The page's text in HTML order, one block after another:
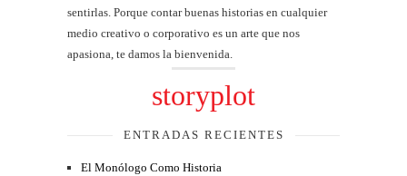
sentirlas. Porque contar buenas historias en cualquier
medio creativo o corporativo es un arte que nos
apasiona, te damos la bienvenida.
storyplot
ENTRADAS RECIENTES
El Monólogo Como Historia